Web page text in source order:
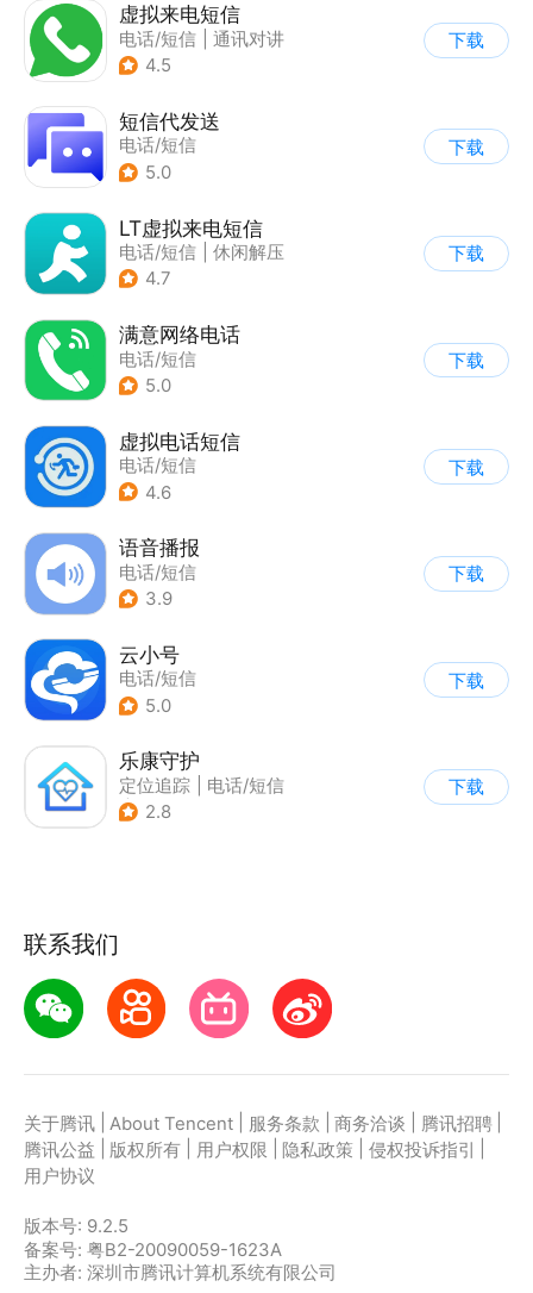
虚拟来电短信
电话/短信
通讯对讲
4.5
下载
短信代发送
电话/短信
5.0
下载
LT虚拟来电短信
电话/短信
休闲解压
4.7
下载
满意网络电话
电话/短信
5.0
下载
虚拟电话短信
电话/短信
4.6
下载
语音播报
电话/短信
3.9
下载
云小号
电话/短信
5.0
下载
乐康守护
定位追踪
电话/短信
| 其他
2.8
下载
联系我们
关于腾讯 About Tencent 服务条款 商务洽谈 腾讯招聘
腾讯公益
版权所有 用户权限 隐私政策 侵权投诉指引
用户协议
版本号: 9.2.5
备案号: 粤B2-20090059-1623A
主办者: 深圳市腾讯计算机系统有限公司